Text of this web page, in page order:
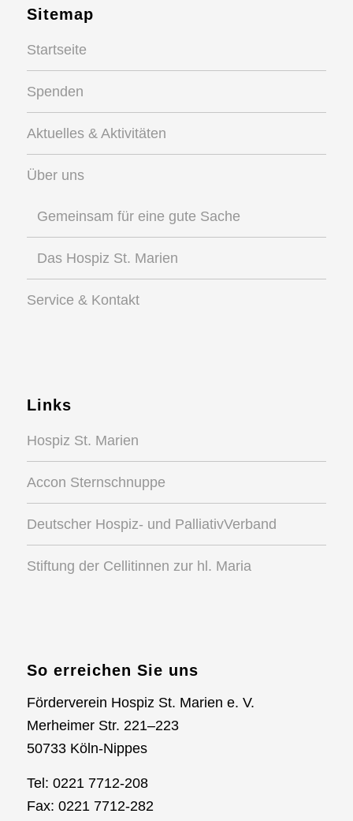
Sitemap
Startseite
Spenden
Aktuelles & Aktivitäten
Über uns
Gemeinsam für eine gute Sache
Das Hospiz St. Marien
Service & Kontakt
Links
Hospiz St. Marien
Accon Sternschnuppe
Deutscher Hospiz- und PalliativVerband
Stiftung der Cellitinnen zur hl. Maria
So erreichen Sie uns
Förderverein Hospiz St. Marien e. V.
Merheimer Str. 221–223
50733 Köln-Nippes
Tel: 0221 7712-208
Fax: 0221 7712-282